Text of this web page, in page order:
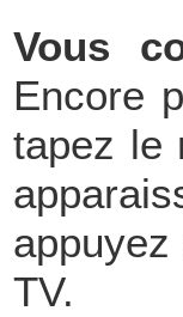
Vous
Encore
tapez le
TV.